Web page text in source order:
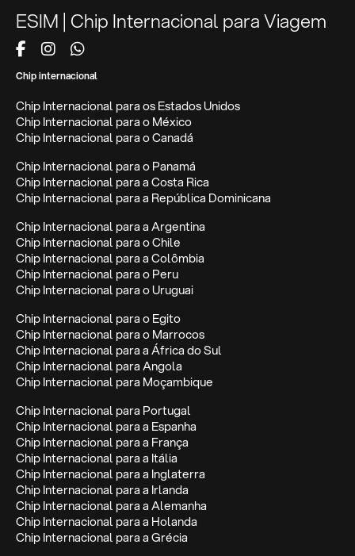
ESIM | Chip Internacional para Viagem
Chip internacional
Chip Internacional para os Estados Unidos
Chip Internacional para o México
Chip Internacional para o Canadá
Chip Internacional para o Panamá
Chip Internacional para a Costa Rica
Chip Internacional para a República Dominicana
Chip Internacional para a Argentina
Chip Internacional para o Chile
Chip Internacional para a Colômbia
Chip Internacional para o Peru
Chip Internacional para o Uruguai
Chip Internacional para o Egito
Chip Internacional para o Marrocos
Chip Internacional para a África do Sul
Chip Internacional para Angola
Chip Internacional para Moçambique
Chip Internacional para Portugal
Chip Internacional para a Espanha
Chip Internacional para a França
Chip Internacional para a Itália
Chip Internacional para a Inglaterra
Chip Internacional para a Irlanda
Chip Internacional para a Alemanha
Chip Internacional para a Holanda
Chip Internacional para a Grécia